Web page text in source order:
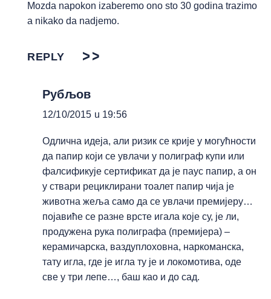
Mozda napokon izaberemo ono sto 30 godina trazimo
a nikako da nadjemo.
REPLY
Рубљов
12/10/2015 u 19:56
Одлична идеја, али ризик се крије у могућности
да папир који се увлачи у полиграф купи или
фалсификује сертификат да је паус папир, а он
у ствари рециклирани тоалет папир чија је
животна жеља само да се увлачи премијеру…
појавиће се разне врсте игала које су, је ли,
продужена рука полиграфа (премијера) –
керамичарска, ваздуплоховна, наркоманска,
тату игла, где је игла ту је и локомотива, оде
све у три лепе…, баш као и до сад.